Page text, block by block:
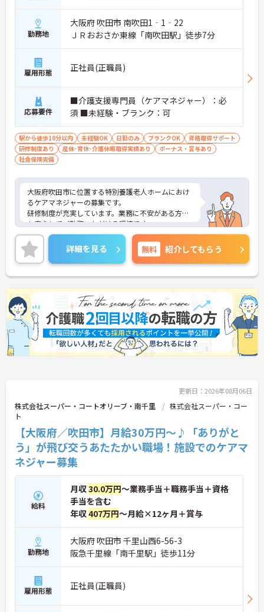
勤務地
大阪府 吹田市 南吹田1‐1‐22
ＪＲおおさか東線「南吹田駅」徒歩7分
雇用形態 正社員(正職員)
応募要件
■介護支援専門員（ケアマネジャー）：必
須 ■未経験・ブランク：可
駅から徒歩10分以内 未経験OK 日勤のみ ブランクOK
資格取得サポート
研修制度あり
産休･育休･介護休暇取得実績あり
ボーナス・賞与あり
社会保険完備
大阪府吹田市に位置する特別養護老人ホームにおけ
るケアマネジャーの募集です。
研修制度が充実しています。業務に不安がある方で
も安心してご勤務いただける環境です。
ご興味のある方には、面接対策ポイントなど、さら
に詳細をご案内しますのでお気軽にご相談くださ
い！
詳細を見る 無料 紹介してもらう
更新日：2026年08月06日
株式会社スーパー・コートオリーブ・南千里
株式会社スーパー・コー
ト
【大阪府／吹田市】月給30万円～♪「ありがと
う」が飛び交うあたたかい職場！施設でのケアマ
ネジャー募集
給料
月収30.0万円～業務手当＋職務手当＋資格
手当を含む
年収407万円～月給×12ヶ月＋賞与
勤務地
大阪府 吹田市 千里山西6-56-3
阪急千里線「南千里駅」徒歩11分
雇用形態 正社員(正職員)